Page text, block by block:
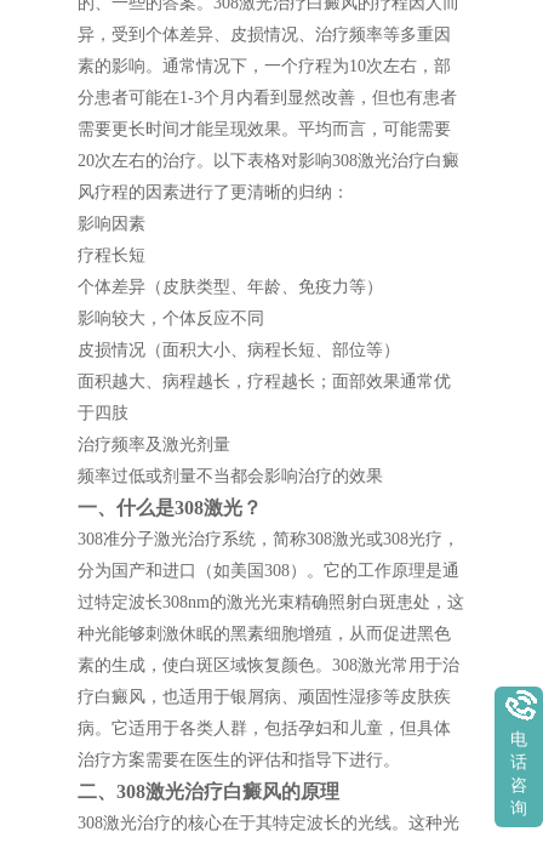
异，受到个体差异、皮损情况、治疗频率等多重因
素的影响。通常情况下，一个疗程为10次左右，部
分患者可能在1-3个月内看到显然改善，但也有患者
需要更长时间才能呈现效果。平均而言，可能需要
20次左右的治疗。以下表格对影响308激光治疗白癜
风疗程的因素进行了更清晰的归纳：
影响因素
疗程长短
个体差异（皮肤类型、年龄、免疫力等）
影响较大，个体反应不同
皮损情况（面积大小、病程长短、部位等）
面积越大、病程越长，疗程越长；面部效果通常优
于四肢
治疗频率及激光剂量
频率过低或剂量不当都会影响治疗的效果
一、什么是308激光？
308准分子激光治疗系统，简称308激光或308光疗，
分为国产和进口（如美国308）。它的工作原理是通
过特定波长308nm的激光光束精确照射白斑患处，这
种光能够刺激休眠的黑素细胞增殖，从而促进黑色
素的生成，使白斑区域恢复颜色。308激光常用于治
疗白癜风，也适用于银屑病、顽固性湿疹等皮肤疾
病。它适用于各类人群，包括孕妇和儿童，但具体
治疗方案需要在医生的评估和指导下进行。
二、308激光治疗白癜风的原理
308激光治疗的核心在于其特定波长的光线。这种光
电
话
咨
询